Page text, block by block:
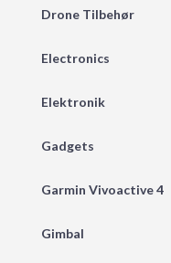
Drone Tilbehør
Electronics
Elektronik
Gadgets
Garmin Vivoactive 4
Gimbal